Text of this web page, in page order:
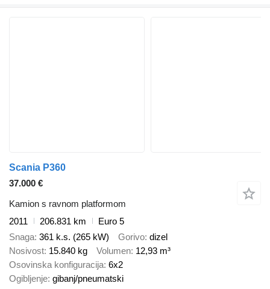
Scania P360
37.000 €
Kamion s ravnom platformom
2011
206.831 km
Euro 5
Snaga 361 k.s. (265 kW) Gorivo dizel
Nosivost 15.840 kg Volumen 12,93 m³
Osovinska konfiguracija 6x2
Ogibljenje gibanj/pneumatski